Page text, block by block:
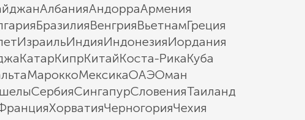
АлбанияАндорраАрмения
БразилияВенгрияВьетнамГреция
ИзраильИндияИндонезияИордания
КатарКипрКитайКоста-РикаКуба
МароккоМексикаОАЭОман
СербияСингапурСловенияТаиланд
ХорватияЧерногорияЧехия